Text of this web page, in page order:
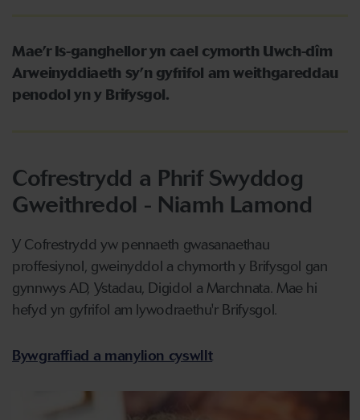
Mae’r Is-ganghellor yn cael cymorth Uwch-dîm
Arweinyddiaeth sy’n gyfrifol am weithgareddau
penodol yn y Brifysgol.
Cofrestrydd a Phrif Swyddog
Gweithredol - Niamh Lamond
Y Cofrestrydd yw pennaeth gwasanaethau
proffesiynol, gweinyddol a chymorth y Brifysgol gan
gynnwys AD, Ystadau, Digidol a Marchnata. Mae hi
hefyd yn gyfrifol am lywodraethu'r Brifysgol.
Bywgraffiad a manylion cyswllt